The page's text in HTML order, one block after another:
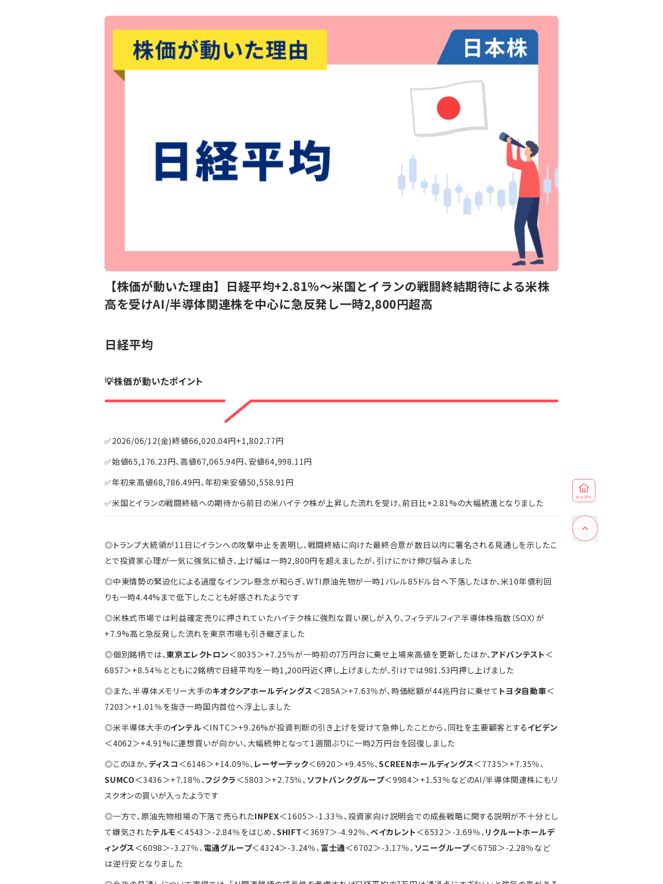
【株価が動いた理由】日経平均+2.81%～米国とイランの戦闘終結期待による米株
高を受けAI/半導体関連株を中心に急反発し一時2,800円超高
日経平均
💡株価が動いたポイント
✅2026/06/12(金)終値66,020.04円+1,802.77円
✅始値65,176.23円、高値67,065.94円、安値64,998.11円
✅年初来高値68,786.49円、年初来安値50,558.91円
✅米国とイランの戦闘終結への期待から前日の米ハイテク株が上昇した流れを受け、前日比+2.81%の大幅続進となりました
◎トランプ大統領が11日にイランへの攻撃中止を表明し、戦闘終結に向けた最終合意が数日以内に署名される見通しを示したこ
とで投資家心理が一気に強気に傾き、上げ幅は一時2,800円を超えましたが、引けにかけ伸び悩みました
◎中東情勢の緊迫化による過度なインフレ懸念が和らぎ、WTI原油先物が一時1バレル85ドル台へ下落したほか、米10年債利回
りも一時4.44%まで低下したことも好感されたようです
◎米株式市場では利益確定売りに押されていたハイテク株に強烈な買い戻しが入り、フィラデルフィア半導体株指数（SOX）が
+7.9%高と急反発した流れを東京市場も引き継ぎました
◎個別銘柄では、東京エレクトロン＜8035＞+7.25％が一時初の7万円台に乗せ上場来高値を更新したほか、アドバンテスト＜
6857＞+8.54％とともに2銘柄で日経平均を一時1,200円近く押し上げましたが、引けでは981.53円押し上げました
◎また、半導体メモリー大手のキオクシアホールディングス＜285A＞+7.63％が、時価総額が44兆円台に乗せて トヨタ自動車＜
7203＞+1.01％を抜き一時国内首位へ浮上しました
◎米半導体大手のインテル＜INTC＞+9.26%が投資判断の引き上げを受けて急伸したことから、同社を主要顧客とするイビデン
＜4062＞+4.91%に連想買いが向かい、大幅続伸となって1週間ぶりに一時2万円台を回復しました
◎このほか、ディスコ ＜6146＞+14.09％、 レーザーテック＜6920＞+9.45％、SCREENホールディングス＜7735＞+7.35％、
SUMCO＜3436＞+7.18％、フジクラ ＜5803＞+2.75％、ソフトバンクグループ＜9984＞+1.53％などのAI/半導体関連株にもリ
スクオンの買いが入ったようです
◎一方で、原油先物相場の下落で売られたINPEX＜1605＞-1.33％、投資家向け説明会での成長戦略に関する説明が不十分とし
て嫌気されたテルモ＜4543＞-2.84％をはじめ、SHIFT＜3697＞-4.92％、ベイカレント＜6532＞-3.69％、リクルートホールデ
ィングス＜6098＞-3.27％、電通グループ＜4324＞-3.24％、富士通＜6702＞-3.17％、ソニーグループ＜6758＞-2.28％など
は逆行安となりました